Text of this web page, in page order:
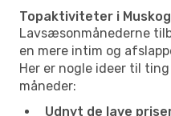
Topaktiviteter i
Lavsæsonmånederne
en mere intim og
Her er nogle ideer til
måneder:
Udnyt de lave